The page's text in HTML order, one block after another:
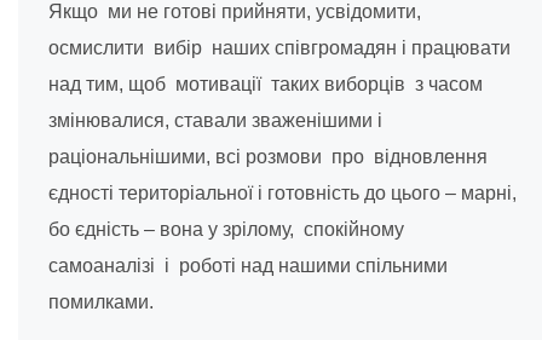
Якщо ми не готові прийняти, усвідомити,
осмислити вибір наших співгромадян і працювати
над тим, щоб мотивації таких виборців з часом
змінювалися, ставали зваженішими і
раціональнішими, всі розмови про відновлення
єдності територіальної і готовність до цього – марні,
бо єдність – вона у зрілому, спокійному
самоаналізі і роботі над нашими спільними
помилками.